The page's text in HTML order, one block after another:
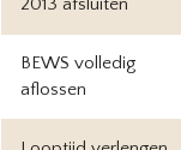
BEWS volledig
aflossen